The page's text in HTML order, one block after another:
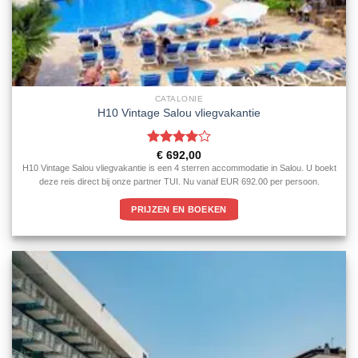
CATALONIE
H10 Vintage Salou vliegvakantie
Gewaardeerd
4uit 5
€ 692,00
H10 Vintage Salou vliegvakantie is een 4 sterren accommodatie in Salou. U boekt
deze reis direct bij onze partner TUI. Nu vanaf EUR 692.00 per persoon.
PRIJZEN EN BOEKEN